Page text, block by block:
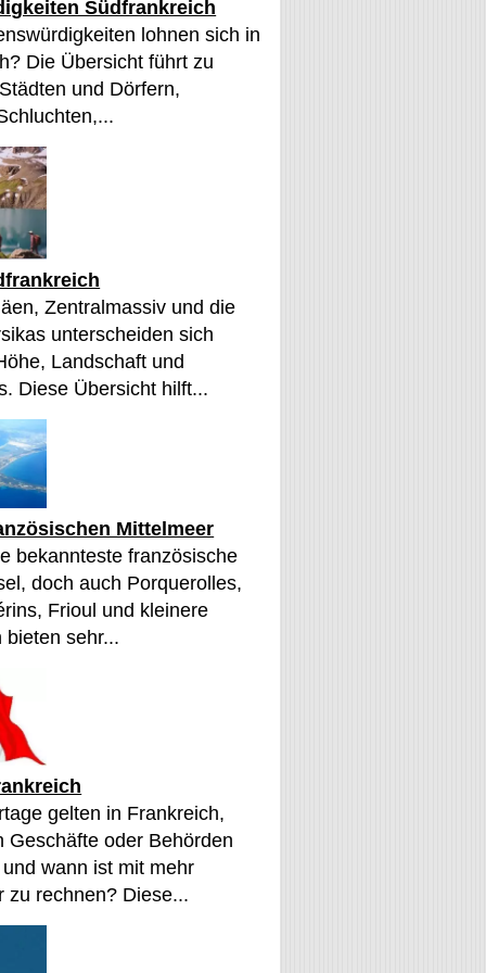
Südfrankreich
lohnen sich in
Die Übersicht führt zu
und Dörfern,
Zentralmassiv und die
unterscheiden sich
Landschaft und
Diese Übersicht hilft...
Mittelmeer
bekannteste französische
doch auch Porquerolles,
Frioul und kleinere
bieten sehr...
gelten in Frankreich,
Geschäfte oder Behörden
wann ist mit mehr
zu rechnen? Diese...